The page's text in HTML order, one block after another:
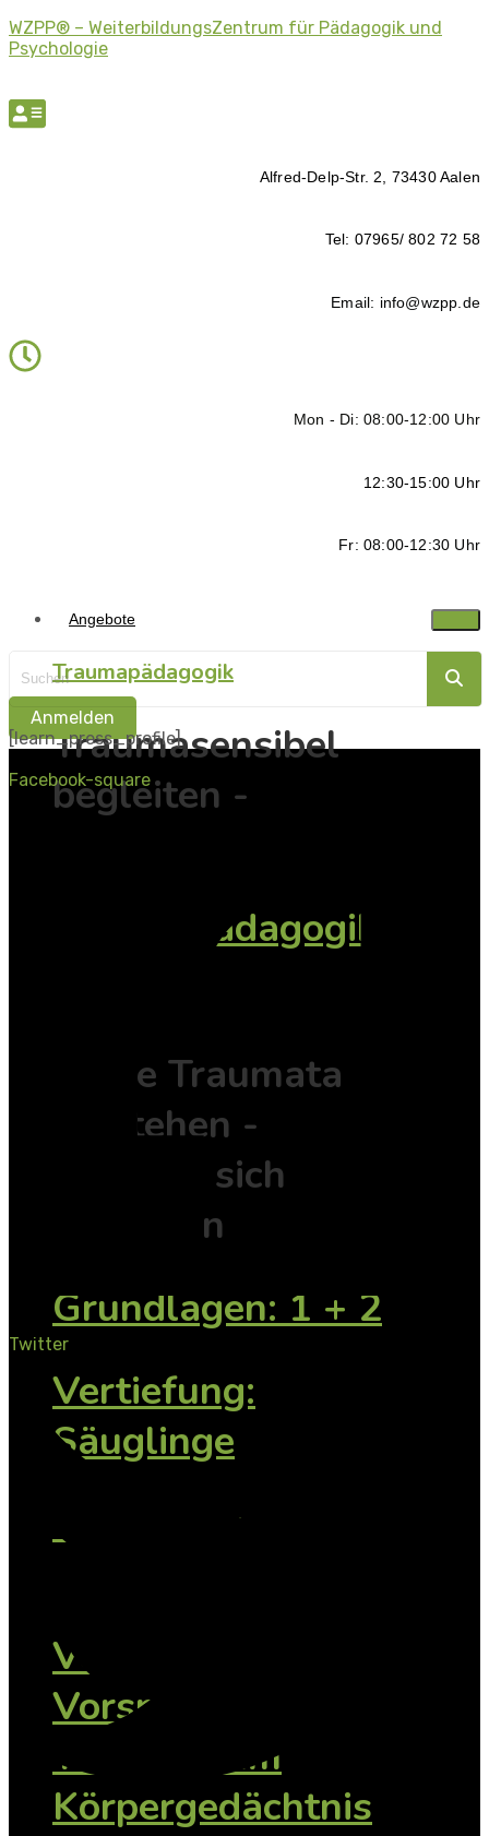
WZPP® – WeiterbildungsZentrum für Pädagogik und
Psychologie
Alfred-Delp-Str. 2, 73430 Aalen
Tel: 07965/ 802 72 58
Email: info@wzpp.de
Mon - Di: 08:00-12:00 Uhr
12:30-15:00 Uhr
Fr: 08:00-12:30 Uhr
Angebote
Traumapädagogik
Traumasensibel
begleiten -
Traumapädagogik
Frühe Traumata
verstehen -
Bindung sicher
gestalten
Grundlagen: 1 + 2
Vertiefung:
Säuglinge
Vertiefung: Kind
Vertiefung:
Vorsprachliche
Traumata im
Körpergedächtnis
Anmelden
[learn_press_profile]
Facebook-square
Twitter